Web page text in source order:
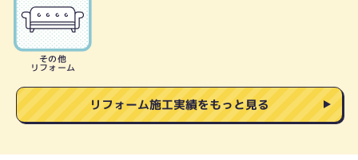
その他
リフォーム
リフォーム施工実績をもっと見る